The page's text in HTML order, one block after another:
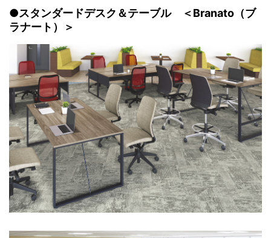
●スタンダードデスク＆テーブル ＜Branato（ブ
ラナート）＞